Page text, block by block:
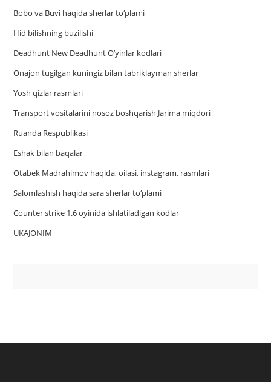
Bobo va Buvi haqida sherlar to‘plami
Hid bilishning buzilishi
Deadhunt New Deadhunt O’yinlar kodlari
Onajon tugilgan kuningiz bilan tabriklayman sherlar
Yosh qizlar rasmlari
Trаnsport vositаlаrini nosoz boshqаrish Jаrimа miqdori
Ruanda Respublikasi
Eshak bilan baqalar
Otabek Madrahimov haqida, oilasi, instagram, rasmlari
Salomlashish haqida sara sherlar to‘plami
Counter strike 1.6 oyinida ishlatiladigan kodlar
UKAJONIM